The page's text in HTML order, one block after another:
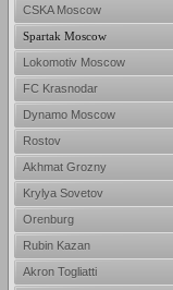
CSKA Moscow
Spartak Moscow
Lokomotiv Moscow
FC Krasnodar
Dynamo Moscow
Rostov
Akhmat Grozny
Krylya Sovetov
Orenburg
Rubin Kazan
Akron Togliatti